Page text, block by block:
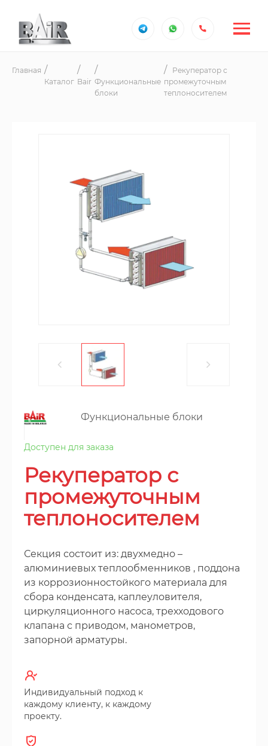
Главная
Каталог Bair Функциональные
блоки
Рекуператор с
промежуточным
теплоносителем
Функциональные блоки
Доступен для заказа
Рекуператор с
промежуточным
теплоносителем
Секция состоит из: двухмедно –
алюминиевых теплообменников , поддона
из коррозионностойкого материала для
сбора конденсата, каплеуловителя,
циркуляционного насоса, трехходового
клапана с приводом, манометров,
запорной арматуры.
Индивидуальный подход к
каждому клиенту, к каждому
проекту.